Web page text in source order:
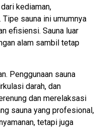
kediaman,
sauna ini umumnya
efisiensi. Sauna luar
alam sambil tetap
Penggunaan sauna
darah, dan
dan merelaksasi
sauna yang profesional,
tetapi juga